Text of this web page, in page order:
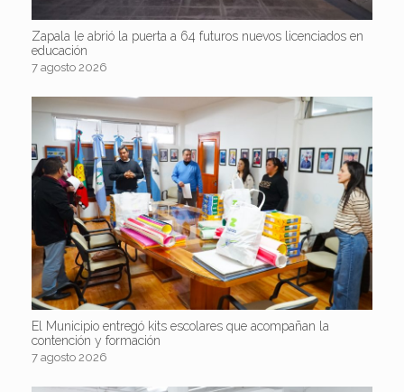
Zapala le abrió la puerta a 64 futuros nuevos licenciados en
educación
7 agosto 2026
El Municipio entregó kits escolares que acompañan la
contención y formación
7 agosto 2026